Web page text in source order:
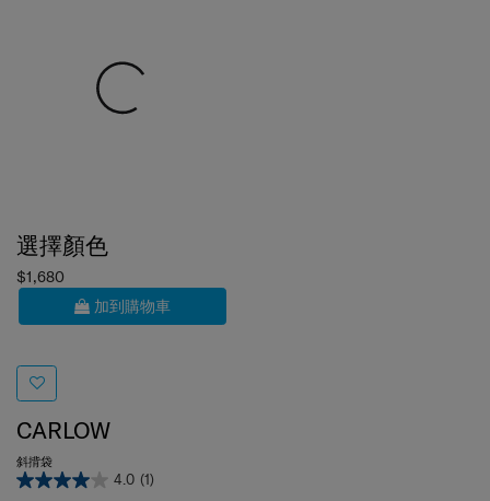
選擇顏色
$1,680
加到購物車
CARLOW
斜揹袋
4.0 (1)